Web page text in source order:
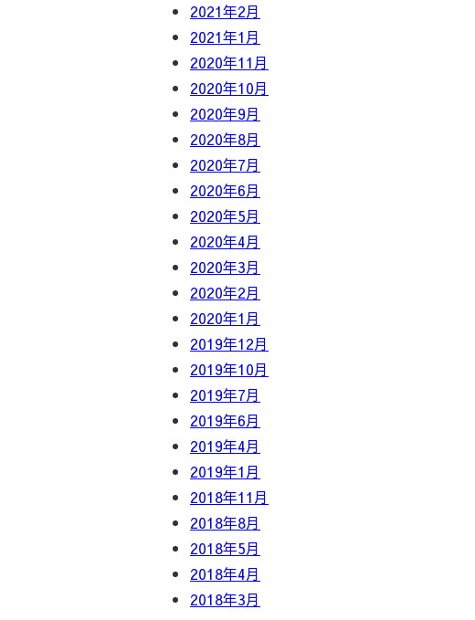
2021年2月
2021年1月
2020年11月
2020年10月
2020年9月
2020年8月
2020年7月
2020年6月
2020年5月
2020年4月
2020年3月
2020年2月
2020年1月
2019年12月
2019年10月
2019年7月
2019年6月
2019年4月
2019年1月
2018年11月
2018年8月
2018年5月
2018年4月
2018年3月